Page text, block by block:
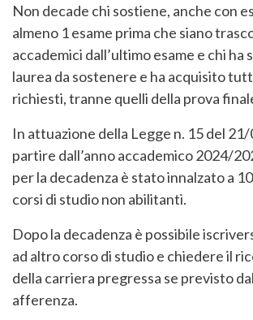
Non decade chi sostiene, anche con
almeno 1 esame prima che siano
accademici dall’ultimo esame e chi ha
laurea da sostenere e ha acquisito
richiesti, tranne quelli della prova
In attuazione della Legge n. 15 del
partire dall’anno accademico 2024/
per la decadenza è stato innalzato a
corsi di studio non abilitanti.
Dopo la decadenza è possibile
ad altro corso di studio e chiedere il
della carriera pregressa se previsto
afferenza.